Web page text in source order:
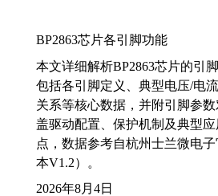
BP2863芯片各引脚功能
本文详细解析BP2863芯片的引
包括各引脚定义、典型电压/电
关系等核心数据，并附引脚参
盖驱动配置、保护机制及典型
点，数据参考自杭州士兰微电
本V1.2）。
2026年8月4日